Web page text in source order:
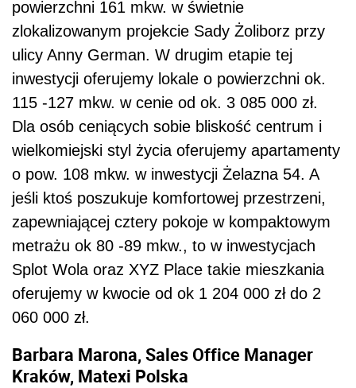
powierzchni 161 mkw. w świetnie
zlokalizowanym projekcie Sady Żoliborz przy
ulicy Anny German. W drugim etapie tej
inwestycji oferujemy lokale o powierzchni ok.
115 -127 mkw. w cenie od ok. 3 085 000 zł.
Dla osób ceniących sobie bliskość centrum i
wielkomiejski styl życia oferujemy apartamenty
o pow. 108 mkw. w inwestycji Żelazna 54. A
jeśli ktoś poszukuje komfortowej przestrzeni,
zapewniającej cztery pokoje w kompaktowym
metrażu ok 80 -89 mkw., to w inwestycjach
Splot Wola oraz XYZ Place takie mieszkania
oferujemy w kwocie od ok 1 204 000 zł do 2
060 000 zł.
Barbara Marona, Sales Office Manager
Kraków, Matexi Polska